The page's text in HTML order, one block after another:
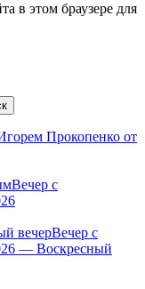
в этом браузере для
Прокопенко от
Вечер с
Вечер с
— Воскресный